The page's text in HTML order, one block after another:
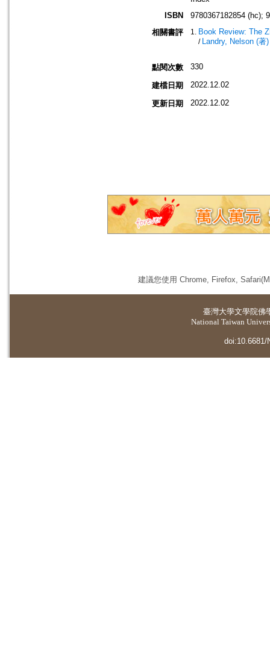
ISBN
9780367182854 (hc);
相關書評
Book Review: The
/ Landry, Nelson (著)
點閱次數 330
建檔日期 2022.12.02
更新日期 2022.12.02
建議您使用 Chrome, Firefox,
臺灣大學文學院佛
National Taiwan
doi:10.6681/